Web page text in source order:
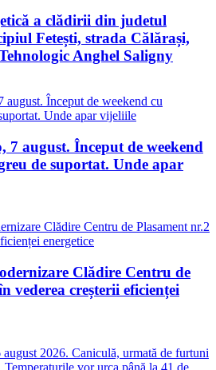
a clădirii din judetul
Fetești, strada Călărași,
Anghel Saligny
7 august. Început de weekend
de suportat. Unde apar
Clădire Centru de
vederea creșterii eficienței